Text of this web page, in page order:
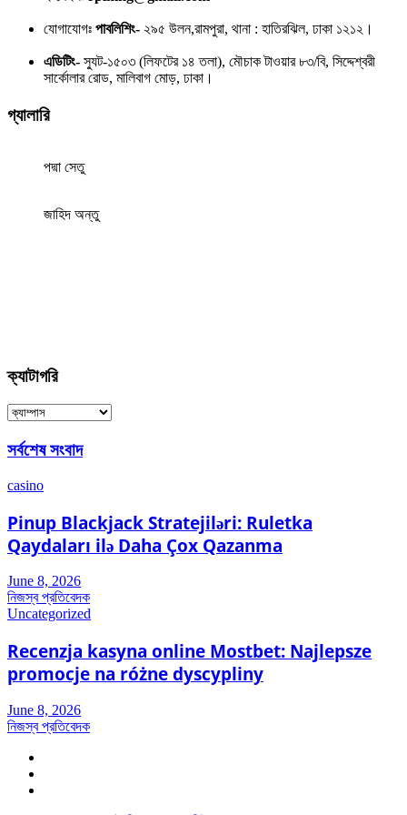
যোগাযোগঃ পাবলিশিং- ২৯৫ উলন,রামপুরা, থানা : হাতিরঝিল, ঢাকা ১২১২।
এডিটিং- স্যুট-১৫০৩ (লিফটের ১৪ তলা), মৌচাক টাওয়ার ৮৩/বি, সিদ্দেশ্বরী
সার্কোলার রোড, মালিবাগ মোড়, ঢাকা।
গ্যালারি
পদ্মা সেতু
জাহিদ অন্তু
ক্যাটাগরি
ক্যাটাগরি
সর্বশেষ সংবাদ
casino
Pinup Blackjack Stratejiləri: Ruletka
Qaydaları ilə Daha Çox Qazanma
June 8, 2026
নিজস্ব প্রতিবেদক
Uncategorized
Recenzja kasyna online Mostbet: Najlepsze
promocje na różne dyscypliny
June 8, 2026
নিজস্ব প্রতিবেদক